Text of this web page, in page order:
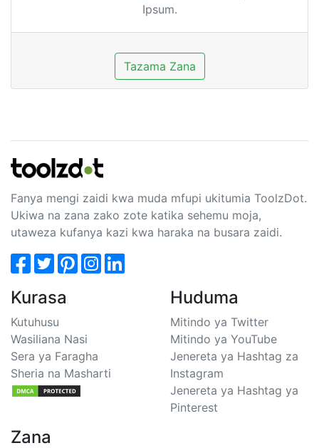
Ipsum.
Tazama Zana
Fanya mengi zaidi kwa muda mfupi ukitumia ToolzDot.
Ukiwa na zana zako zote katika sehemu moja,
utaweza kufanya kazi kwa haraka na busara zaidi.
Kurasa
Kutuhusu
Wasiliana Nasi
Sera ya Faragha
Sheria na Masharti
Huduma
Mitindo ya Twitter
Mitindo ya YouTube
Jenereta ya Hashtag za
Instagram
Jenereta ya Hashtag ya
Pinterest
Zana